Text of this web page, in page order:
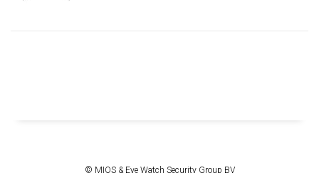
© MIOS & Eye Watch Security Group BV